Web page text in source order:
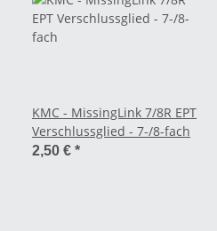
KMC - MissingLink 7/8R EPT
Verschlussglied - 7-/8-fach
2,50 € *